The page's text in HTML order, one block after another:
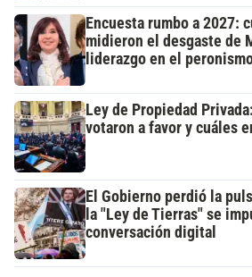
Encuesta rumbo a 2027:
midieron el desgaste de
liderazgo en el
Ley de Propiedad
votaron a favor y cuáles
El Gobierno perdió la
la "Ley de Tierras" se
conversación digital